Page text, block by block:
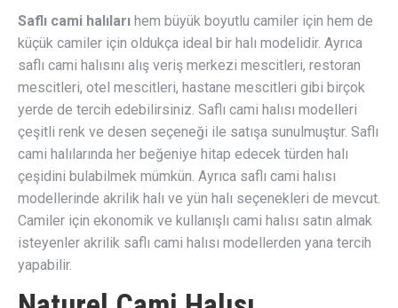
Saflı cami halıları hem büyük boyutlu camiler için hem de
küçük camiler için oldukça ideal bir halı modelidir. Ayrıca
saflı cami halısını alış veriş merkezi mescitleri, restoran
mescitleri, otel mescitleri, hastane mescitleri gibi birçok
yerde de tercih edebilirsiniz. Saflı cami halısı modelleri
çeşitli renk ve desen seçeneği ile satışa sunulmuştur. Saflı
cami halılarında her beğeniye hitap edecek türden halı
çeşidini bulabilmek mümkün. Ayrıca saflı cami halısı
modellerinde akrilik halı ve yün halı seçenekleri de mevcut.
Camiler için ekonomik ve kullanışlı cami halısı satın almak
isteyenler akrilik saflı cami halısı modellerden yana tercih
yapabilir.